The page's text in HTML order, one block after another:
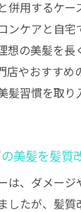
併用するケー
ンケアと自
想の美髪を長
店やおすすめ
髪習慣を取
美髪を髪質
は、ダメージ
したが、髪